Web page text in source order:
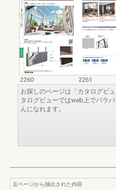
2260
2261
お探しのページは「カタログビ
タログビューではweb上でパラ
んになれます。
左ページから抽出された内容